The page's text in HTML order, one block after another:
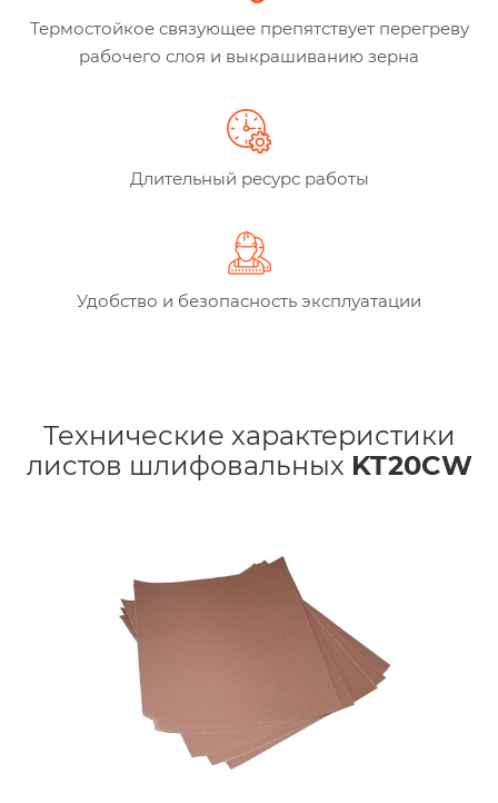
Термостойкое связующее препятствует перегреву
рабочего слоя и выкрашиванию зерна
Длительный ресурс работы
Удобство и безопасность эксплуатации
Технические характеристики
листов шлифовальных KT20CW